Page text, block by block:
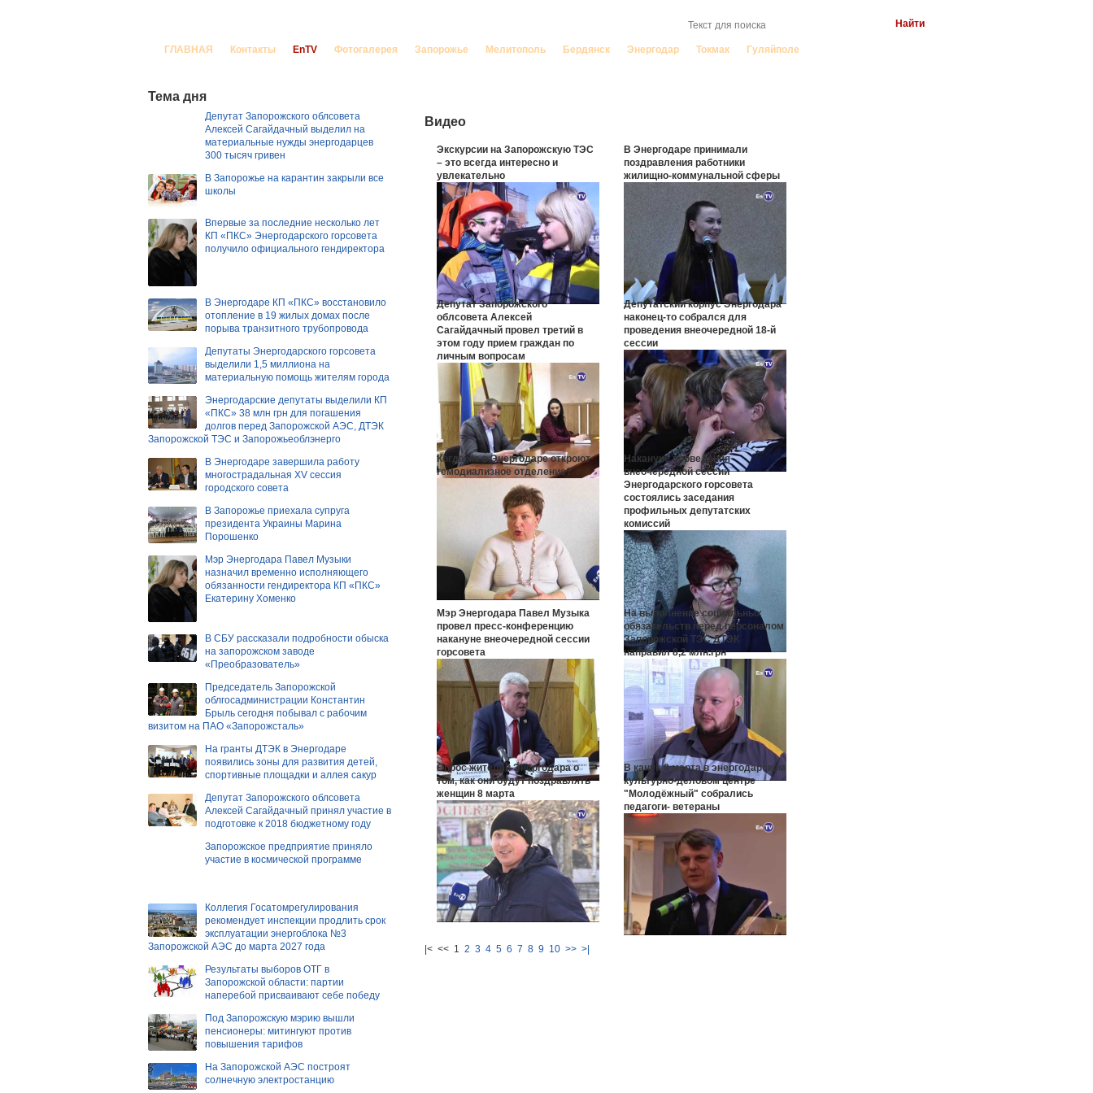
ГЛАВНАЯ Контакты EnTV Фотогалерея Запорожье Мелитополь Бердянск Энергодар Токмак Гуляйполе
Тема дня
Депутат Запорожского облсовета
Алексей Сагайдачный выделил на
материальные нужды энергодарцев
300 тысяч гривен
В Запорожье на карантин закрыли все
школы
Впервые за последние несколько лет
КП «ПКС» Энергодарского горсовета
получило официального гендиректора
В Энергодаре КП «ПКС» восстановило
отопление в 19 жилых домах после
порыва транзитного трубопровода
Депутаты Энергодарского горсовета
выделили 1,5 миллиона на
материальную помощь жителям города
Энергодарские депутаты выделили КП
«ПКС» 38 млн грн для погашения
долгов перед Запорожской АЭС, ДТЭК
Запорожской ТЭС и Запорожьеоблэнерго
В Энергодаре завершила работу
многострадальная ХV сессия
городского совета
В Запорожье приехала супруга
президента Украины Марина
Порошенко
Мэр Энергодара Павел Музыки
назначил временно исполняющего
обязанности гендиректора КП «ПКС»
Екатерину Хоменко
В СБУ рассказали подробности обыска
на запорожском заводе
«Преобразователь»
Председатель Запорожской
облгосадминистрации Константин
Брыль сегодня побывал с рабочим
визитом на ПАО «Запорожсталь»
На гранты ДТЭК в Энергодаре
появились зоны для развития детей,
спортивные площадки и аллея сакур
Депутат Запорожского облсовета
Алексей Сагайдачный принял участие в
подготовке к 2018 бюджетному году
Запорожское предприятие приняло
участие в космической программе
Коллегия Госатомрегулирования
рекомендует инспекции продлить срок
эксплуатации энергоблока №3
Запорожской АЭС до марта 2027 года
Результаты выборов ОТГ в
Запорожской области: партии
наперебой присваивают себе победу
Под Запорожскую мэрию вышли
пенсионеры: митингуют против
повышения тарифов
На Запорожской АЭС построят
солнечную электростанцию
Видео
Экскурсии на Запорожскую ТЭС
– это всегда интересно и
увлекательно
В Энергодаре принимали
поздравления работники
жилищно-коммунальной сферы
Депутат Запорожского
облсовета Алексей
Сагайдачный провел третий в
этом году прием граждан по
личным вопросам
Депутатский корпус Энергодара
наконец-то собрался для
проведения внеочередной 18-й
сессии
Когда же в Энергодаре откроют
гемодиализное отделение?
Накануне проведения
внеочередной сессии
Энергодарского горсовета
состоялись заседания
профильных депутатских
комиссий
Мэр Энергодара Павел Музыка
провел пресс-конференцию
накануне внеочередной сессии
горсовета
На выполнение социальных
обязательств перед персоналом
Запорожской ТЭС ДТЭК
направил 8,2 млн.грн
Опрос жителей Энергодара о
том, как они будут поздравлять
женщин 8 марта
В канун 8 марта в энергодарском
культурно-деловом центре
"Молодёжный" собрались
педагоги- ветераны
|< << 1 2 3 4 5 6 7 8 9 10 >> >|